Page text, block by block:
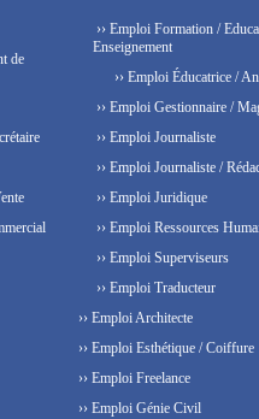
de
›› Emploi Formation /
Enseignement
›› Emploi Éducatrice /
›› Emploi Gestionnaire /
›› Emploi Journaliste
›› Emploi Journaliste /
›› Emploi Juridique
›› Emploi Ressources
›› Emploi Superviseurs
›› Emploi Traducteur
›› Emploi Architecte
›› Emploi Esthétique / Coiffure
›› Emploi Freelance
›› Emploi Génie Civil